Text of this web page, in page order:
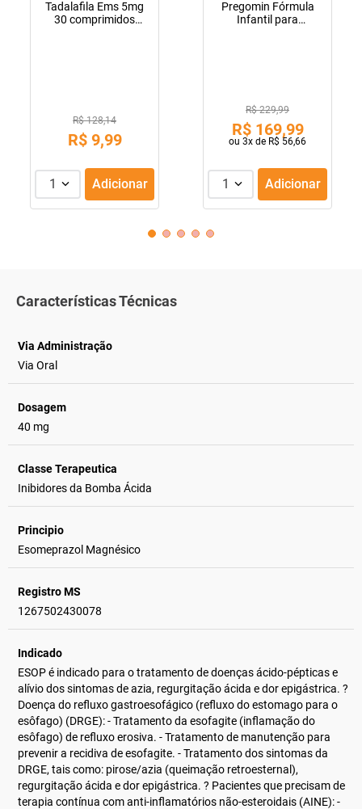
Tadalafila Ems 5mg
30 comprimidos
R$ 128,14
R$ 9,99
1 Adicionar
Pregomin Fórmula
Infantil para
R$ 229,99
R$ 169,99
ou 3x de R$ 56,66
1 Adicionar
Características Técnicas
Via Administração
Via Oral
Dosagem
40 mg
Classe Terapeutica
Inibidores da Bomba Ácida
Principio
Esomeprazol Magnésico
Registro MS
1267502430078
Indicado
ESOP é indicado para o tratamento de doenças ácido-pépticas e
alívio dos sintomas de azia, regurgitação ácida e dor epigástrica. ?
Doença do refluxo gastroesofágico (refluxo do estomago para o
esôfago) (DRGE): - Tratamento da esofagite (inflamação do
esôfago) de refluxo erosiva. - Tratamento de manutenção para
prevenir a recidiva de esofagite. - Tratamento dos sintomas da
DRGE, tais como: pirose/azia (queimação retroesternal),
regurgitação ácida e dor epigástrica. ? Pacientes que precisam de
terapia contínua com anti-inflamatórios não-esteroidais (AINE): -